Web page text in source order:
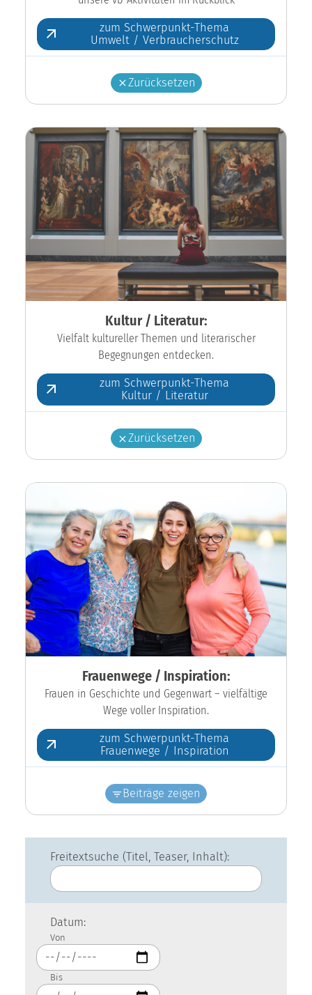
zum Schwerpunkt-Thema
Umwelt / Verbraucherschutz
Zurücksetzen
Kultur / Literatur:
Vielfalt kultureller Themen und literarischer
Begegnungen entdecken.
zum Schwerpunkt-Thema
Kultur / Literatur
Zurücksetzen
Frauenwege / Inspiration:
Frauen in Geschichte und Gegenwart – vielfältige
Wege voller Inspiration.
zum Schwerpunkt-Thema
Frauenwege / Inspiration
Beiträge zeigen
Freitextsuche (Titel, Teaser, Inhalt):
Datum:
Von
Bis